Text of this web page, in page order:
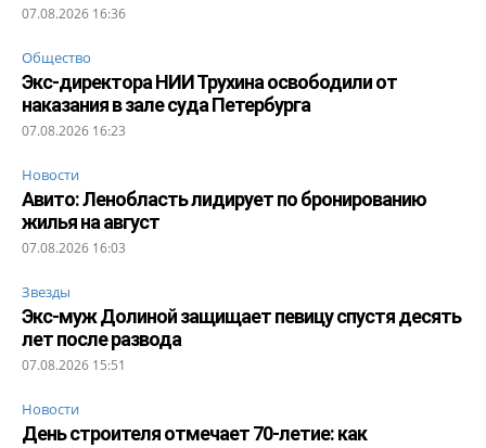
07.08.2026 16:36
Общество
Экс-директора НИИ Трухина освободили от
наказания в зале суда Петербурга
07.08.2026 16:23
Новости
Авито: Ленобласть лидирует по бронированию
жилья на август
07.08.2026 16:03
Звезды
Экс-муж Долиной защищает певицу спустя десять
лет после развода
07.08.2026 15:51
Новости
День строителя отмечает 70-летие: как